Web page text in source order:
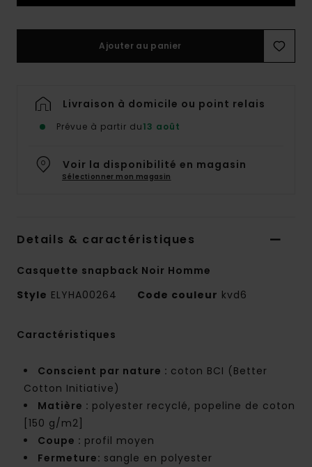
Ajouter au panier
Livraison à domicile ou point relais
Prévue à partir du13 août
Voir la disponibilité en magasin
Sélectionner mon magasin
Details & caractéristiques
Casquette snapback Noir Homme
Style ELYHA00264 Code couleur kvd6
Caractéristiques
Conscient par nature : coton BCI (Better
Cotton Initiative)
Matière : polyester recyclé, popeline de coton
[150 g/m2]
Coupe : profil moyen
Fermeture: sangle en polyester